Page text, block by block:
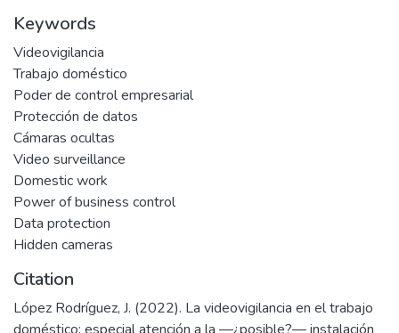
Keywords
Videovigilancia
Trabajo doméstico
Poder de control empresarial
Protección de datos
Cámaras ocultas
Video surveillance
Domestic work
Power of business control
Data protection
Hidden cameras
Citation
López Rodríguez, J. (2022). La videovigilancia en el trabajo